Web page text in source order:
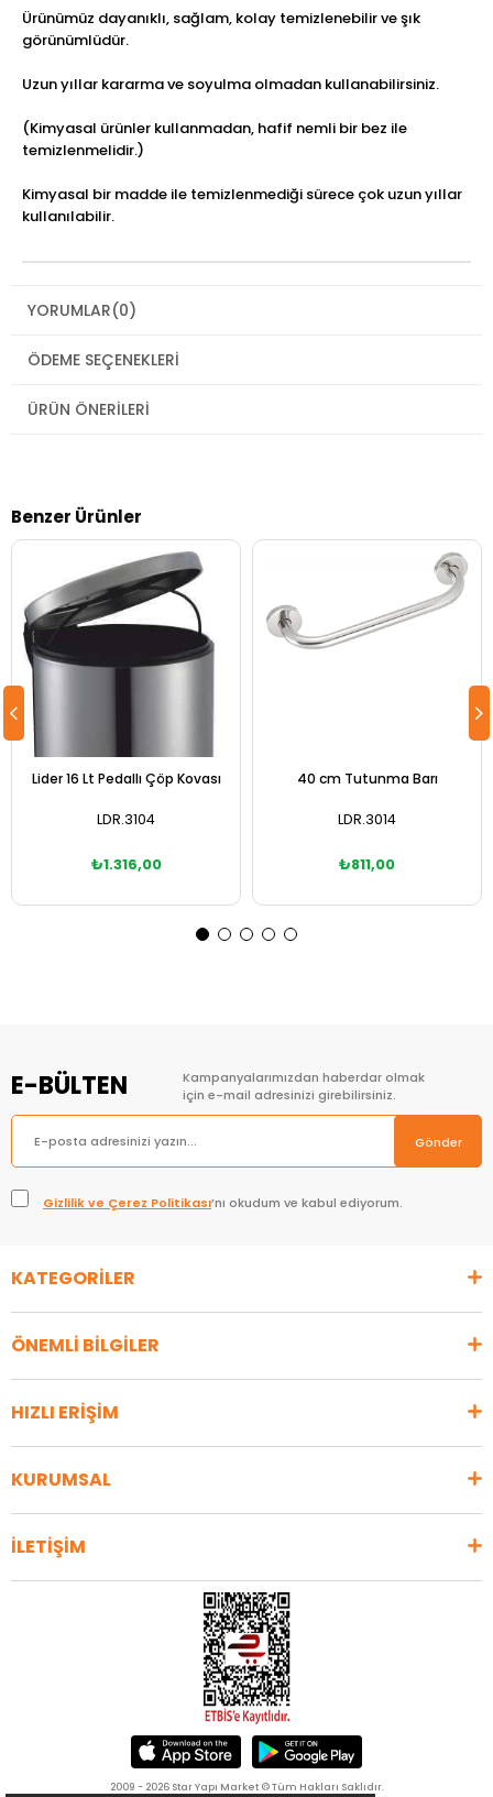
Ürünümüz dayanıklı, sağlam, kolay temizlenebilir ve şık
görünümlüdür.
Uzun yıllar kararma ve soyulma olmadan kullanabilirsiniz.
(Kimyasal ürünler kullanmadan, hafif nemli bir bez ile
temizlenmelidir.)
Kimyasal bir madde ile temizlenmediği sürece çok uzun yıllar
kullanılabilir.
YORUMLAR(0)
ÖDEME SEÇENEKLERI
ÜRÜN ÖNERILERI
Benzer Ürünler
Lider 16 Lt Pedallı Çöp Kovası
LDR.3104
₺1.316,00
40 cm Tutunma Barı
LDR.3014
₺811,00
E-BÜLTEN
Kampanyalarımızdan haberdar olmak
için e-mail adresinizi girebilirsiniz.
Gönder
Gizlilik ve Çerez Politikası’nı okudum ve kabul ediyorum.
KATEGORİLER
ÖNEMLİ BİLGİLER
HIZLI ERİŞİM
KURUMSAL
İLETİŞİM
2009 - 2026 Star Yapı Market © Tüm Hakları Saklıdır.